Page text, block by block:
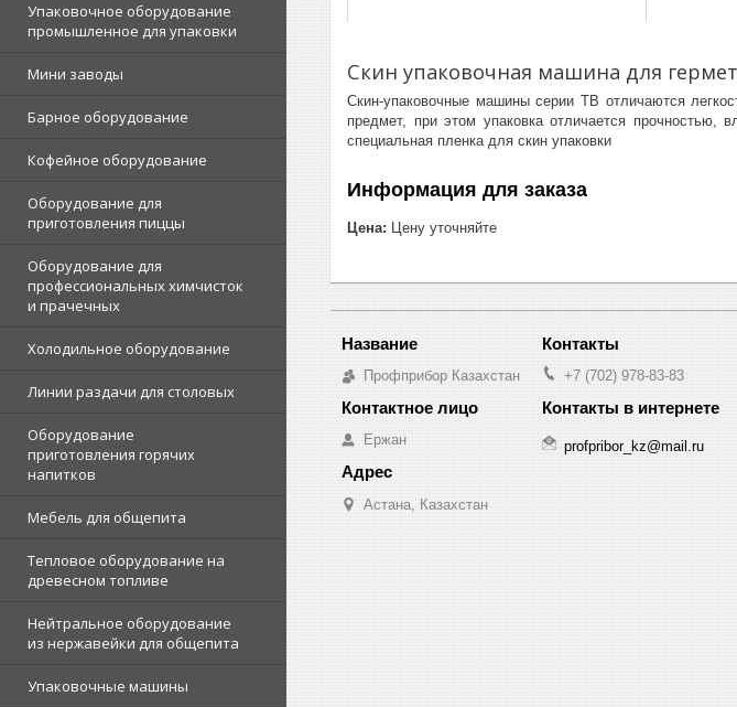
Упаковочное оборудование
промышленное для упаковки
Мини заводы
Барное оборудование
Кофейное оборудование
Оборудование для
приготовления пиццы
Оборудование для
профессиональных химчисток
и прачечных
Холодильное оборудование
Линии раздачи для столовых
Оборудование
приготовления горячих
напитков
Мебель для общепита
Тепловое оборудование на
древесном топливе
Нейтральное оборудование
из нержавейки для общепита
Упаковочные машины
Скин упаковочная машина для
Скин-упаковочные машины серии TB отличаются
предмет, при этом упаковка отличается прочностью,
специальная пленка для скин упаковки
Информация для заказа
Цена: Цену уточняйте
Профприбор Казахстан
Ержан
Астана, Казахстан
+7 (702) 978-83-83
profpribor_kz@mail.ru